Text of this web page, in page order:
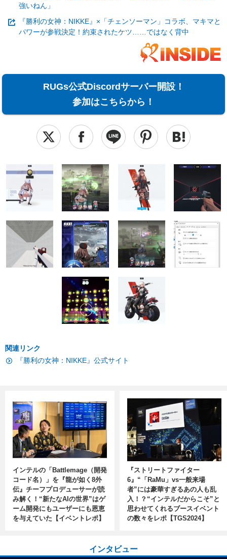
強いねん」
『勝利の女神：NIKKE』×「チェンソーマン」コラボ、マキマと
パワーが参戦決定！約束されたケツ……ではなく背中
RUGs公式Discordサーバー開設！
参加はこちらから！
関連リンク
『勝利の女神：NIKKE』公式サイト
インテルの「Battlemage（開発
コード名）」を『龍が如く8外
伝』チーフプロデューサーが読
み解く！“新たなAIの世界”はゲ
ーム開発にもユーザーにも恩恵
を与えていた【イベントレポ】
『ストリートファイター
6』“「RaMu」vs一般来場
者”には豪華すぎるあの人も乱
入！？“インテルだからこそ”と
思わせてくれるブースイベント
の数々をレポ【TGS2024】
インタビュー